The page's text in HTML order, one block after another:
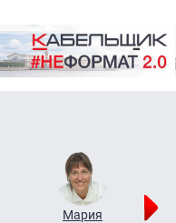
Мария